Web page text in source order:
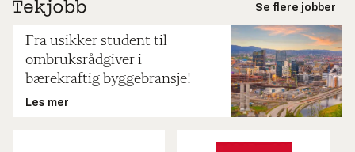
Se flere jobber
Fra usikker student til
ombruksrådgiver i
bærekraftig byggebransje!
Les mer